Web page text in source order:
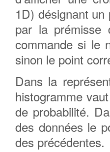
1D) désignant
par la prémisse
commande si le
sinon le point
Dans la
histogramme
de probabilité.
des données le
des précédentes.